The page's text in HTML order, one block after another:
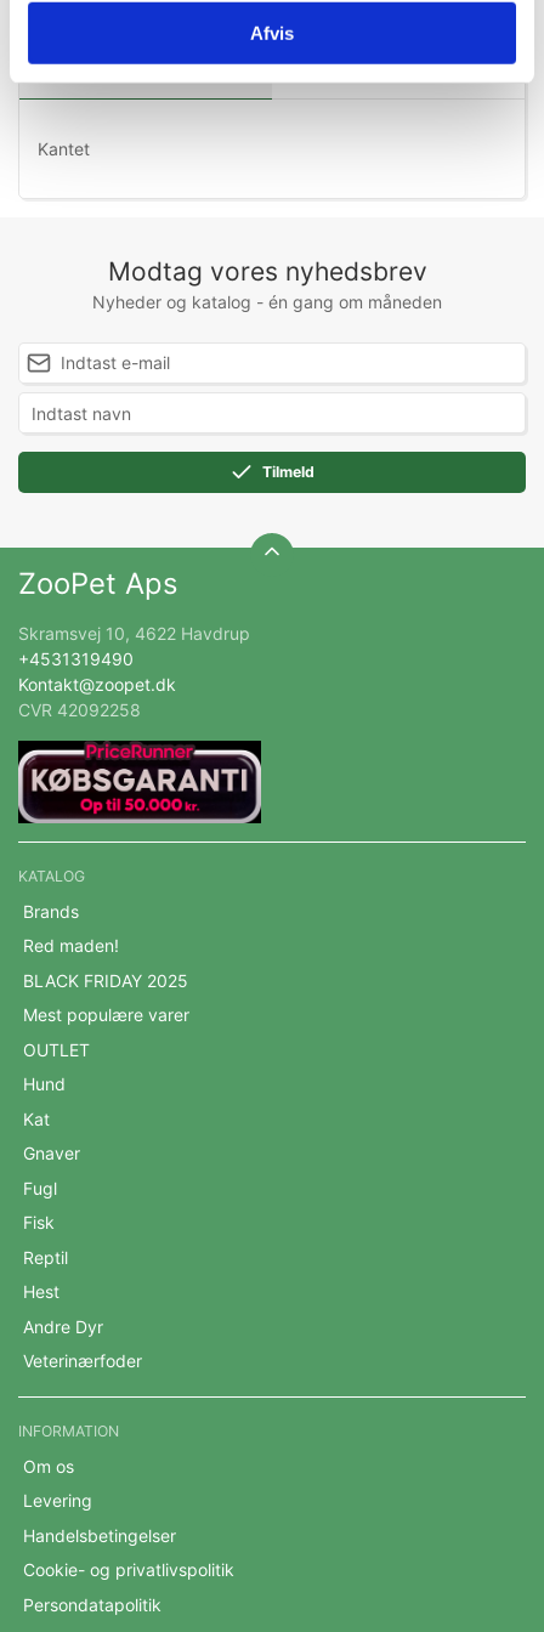
Afvis
Information Specifikationer
Kantet
Modtag vores nyhedsbrev
Nyheder og katalog - én gang om måneden
Tilmeld
ZooPet Aps
Skramsvej 10, 4622 Havdrup
+4531319490
Kontakt@zoopet.dk
CVR 42092258
KATALOG
Brands
Red maden!
BLACK FRIDAY 2025
Mest populære varer
OUTLET
Hund
Kat
Gnaver
Fugl
Fisk
Reptil
Hest
Andre Dyr
Veterinærfoder
INFORMATION
Om os
Levering
Handelsbetingelser
Cookie- og privatlivspolitik
Persondatapolitik